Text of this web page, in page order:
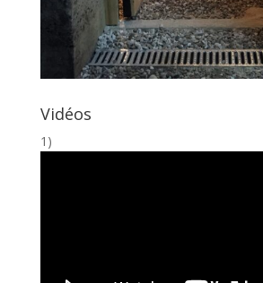
Vidéos
1)